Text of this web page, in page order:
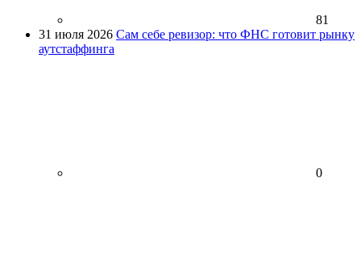
81
31 июля 2026 Сам себе ревизор: что ФНС готовит рынку
аутстаффинга
0